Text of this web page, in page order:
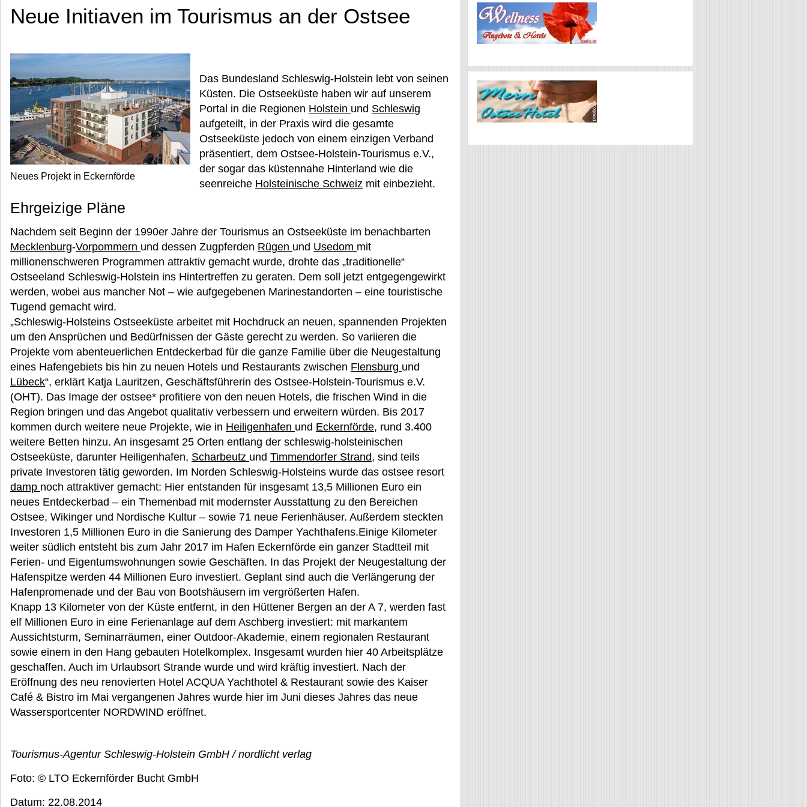
Neue Initiaven im Tourismus an der Ostsee
Neues Projekt in Eckernförde
Das Bundesland Schleswig-Holstein lebt von seinen
Küsten. Die Ostseeküste haben wir auf unserem
Portal in die Regionen Holstein und Schleswig
aufgeteilt, in der Praxis wird die gesamte
Ostseeküste jedoch von einem einzigen Verband
präsentiert, dem Ostsee-Holstein-Tourismus e.V.,
der sogar das küstennahe Hinterland wie die
seenreiche Holsteinische Schweiz mit einbezieht.
Ehrgeizige Pläne
Nachdem seit Beginn der 1990er Jahre der Tourismus an Ostseeküste im benachbarten
Mecklenburg-Vorpommern und dessen Zugpferden Rügen und Usedom mit
millionenschweren Programmen attraktiv gemacht wurde, drohte das „traditionelle“
Ostseeland Schleswig-Holstein ins Hintertreffen zu geraten. Dem soll jetzt entgegengewirkt
werden, wobei aus mancher Not – wie aufgegebenen Marinestandorten – eine touristische
Tugend gemacht wird.
„Schleswig-Holsteins Ostseeküste arbeitet mit Hochdruck an neuen, spannenden Projekten
um den Ansprüchen und Bedürfnissen der Gäste gerecht zu werden. So variieren die
Projekte vom abenteuerlichen Entdeckerbad für die ganze Familie über die Neugestaltung
eines Hafengebiets bis hin zu neuen Hotels und Restaurants zwischen Flensburg und
Lübeck“, erklärt Katja Lauritzen, Geschäftsführerin des Ostsee-Holstein-Tourismus e.V.
(OHT). Das Image der ostsee* profitiere von den neuen Hotels, die frischen Wind in die
Region bringen und das Angebot qualitativ verbessern und erweitern würden. Bis 2017
kommen durch weitere neue Projekte, wie in Heiligenhafen und Eckernförde, rund 3.400
weitere Betten hinzu. An insgesamt 25 Orten entlang der schleswig-holsteinischen
Ostseeküste, darunter Heiligenhafen, Scharbeutz und Timmendorfer Strand, sind teils
private Investoren tätig geworden. Im Norden Schleswig-Holsteins wurde das ostsee resort
damp noch attraktiver gemacht: Hier entstanden für insgesamt 13,5 Millionen Euro ein
neues Entdeckerbad – ein Themenbad mit modernster Ausstattung zu den Bereichen
Ostsee, Wikinger und Nordische Kultur – sowie 71 neue Ferienhäuser. Außerdem steckten
Investoren 1,5 Millionen Euro in die Sanierung des Damper Yachthafens.Einige Kilometer
weiter südlich entsteht bis zum Jahr 2017 im Hafen Eckernförde ein ganzer Stadtteil mit
Ferien- und Eigentumswohnungen sowie Geschäften. In das Projekt der Neugestaltung der
Hafenspitze werden 44 Millionen Euro investiert. Geplant sind auch die Verlängerung der
Hafenpromenade und der Bau von Bootshäusern im vergrößerten Hafen.
Knapp 13 Kilometer von der Küste entfernt, in den Hüttener Bergen an der A 7, werden fast
elf Millionen Euro in eine Ferienanlage auf dem Aschberg investiert: mit markantem
Aussichtsturm, Seminarräumen, einer Outdoor-Akademie, einem regionalen Restaurant
sowie einem in den Hang gebauten Hotelkomplex. Insgesamt wurden hier 40 Arbeitsplätze
geschaffen. Auch im Urlaubsort Strande wurde und wird kräftig investiert. Nach der
Eröffnung des neu renovierten Hotel ACQUA Yachthotel & Restaurant sowie des Kaiser
Café & Bistro im Mai vergangenen Jahres wurde hier im Juni dieses Jahres das neue
Wassersportcenter NORDWIND eröffnet.
Tourismus-Agentur Schleswig-Holstein GmbH / nordlicht verlag
Foto: © LTO Eckernförder Bucht GmbH
Datum: 22.08.2014